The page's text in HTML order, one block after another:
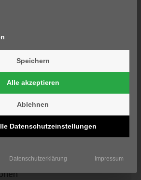
Speichern
Alle akzeptieren
Ablehnen
Datenschutzeinstellungen
Datenschutzerklärung Impressum